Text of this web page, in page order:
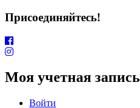
Присоединяйтесь!
Моя учетная запись
Войти